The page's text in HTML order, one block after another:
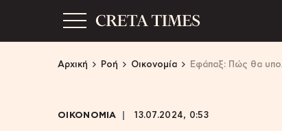
Αρχική Ροή Οικονομία Εφάπαξ: Πώς θα
ΟΙΚΟΝΟΜΙΑ 13.07.2024, 0:53